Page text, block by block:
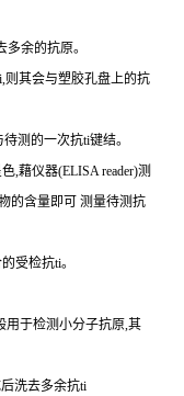
余的抗原。
,则其会与塑胶孔盘上的抗
待测的一次抗ti键结。
,藉仪器(ELISA reader)测
的含量即可 测量待测抗
受检抗ti。
用于检测小分子抗原,其
洗去多余抗ti